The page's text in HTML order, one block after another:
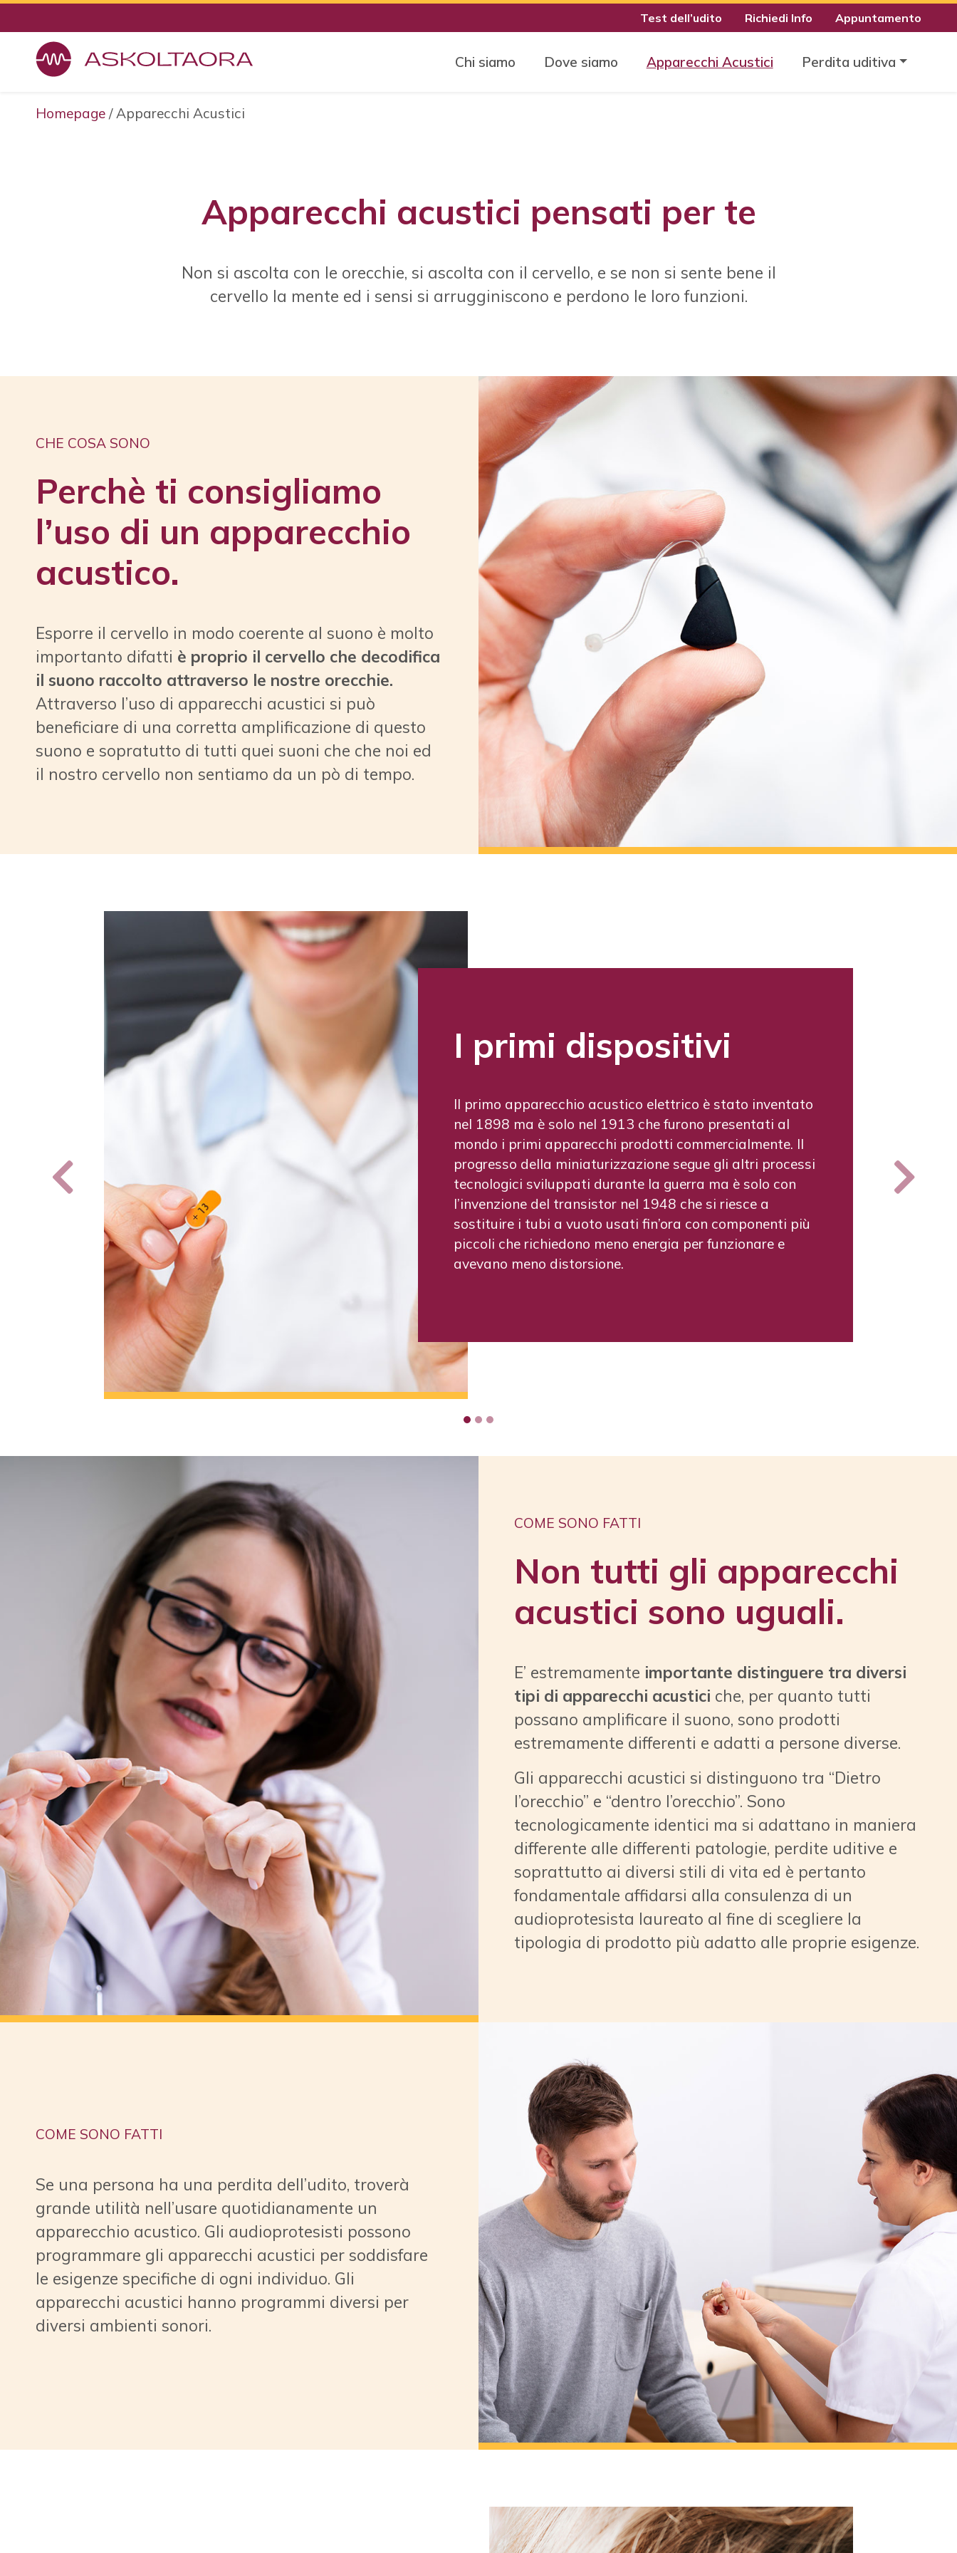
Test dell’udito Richiedi Info Appuntamento
Chi siamo Dove siamo Apparecchi Acustici Perdita uditiva
Homepage /Apparecchi Acustici
Apparecchi acustici pensati per te
Non si ascolta con le orecchie, si ascolta con il cervello, e se non si sente bene il
cervello la mente ed i sensi si arrugginiscono e perdono le loro funzioni.
CHE COSA SONO
Perchè ti consigliamo
l’uso di un apparecchio
acustico.
Esporre il cervello in modo coerente al suono è molto
importanto difatti è proprio il cervello che decodifica
il suono raccolto attraverso le nostre orecchie.
Attraverso l’uso di apparecchi acustici si può
beneficiare di una corretta amplificazione di questo
suono e sopratutto di tutti quei suoni che che noi ed
il nostro cervello non sentiamo da un pò di tempo.
La ricerca continua
Il microprocessore, creato negli anni 70, ha dato nuova
linfa vitale all’innovazione e da li è stato un continuo
sviluppo fino all’avvento del digitale negli anni 90.
La ricerca si è quindi mossa nell’eleborazione del segnale
amplificato per migliorare le onde sonore in un suono che
corrisponda il più possibile all’udito rimanente per
un’utente con apparecchi acustici. I ricercatori stanno
anche cercando modi per migliorare la trasmissione del
suono e ridurre l’interferenza del rumore, il feedback e
Previous Next
COME SONO FATTI
Non tutti gli apparecchi
acustici sono uguali.
E’ estremamenteimportante distinguere tra diversi
tipi di apparecchi acustici che, per quanto tutti
possano amplificare il suono, sono prodotti
estremamente differenti e adatti a persone diverse.
Gli apparecchi acustici si distinguono tra “Dietro
l’orecchio” e “dentro l’orecchio”. Sono
tecnologicamente identici ma si adattano in maniera
differente alle differenti patologie, perdite uditive e
soprattutto ai diversi stili di vita ed è pertanto
fondamentale affidarsi alla consulenza di un
COME SONO FATTI
Se una persona ha una perdita dell’udito, troverà
grande utilità nell’usare quotidianamente un
apparecchio acustico. Gli audioprotesisti possono
programmare gli apparecchi acustici per soddisfare
le esigenze specifiche di ogni individuo. Gli